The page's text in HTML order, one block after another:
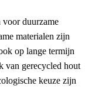
duurzame
materialen zijn
op lange termijn
van gerecycled hout
keuze zijn